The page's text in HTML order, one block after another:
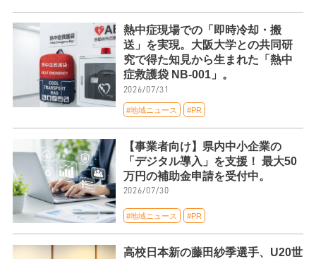
熱中症現場での「即時冷却・搬
送」を実現。大阪大学との共同研
究で得た知見から生まれた「熱中
症救護袋 NB-001」。
2026/07/31
#地域ニュース #PR
【事業者向け】県内中小企業の
「デジタル導入」を支援！ 最大50
万円の補助金申請を受付中。
2026/07/30
#地域ニュース #PR
高校日本新の藤田紗季選手、U20世